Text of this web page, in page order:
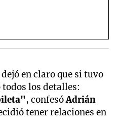
en claro que si tuvo
los detalles:
, confesóAdrián
tener relaciones en